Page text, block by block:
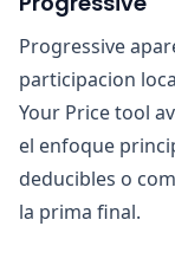
Progressive
participacion
Your Price tool
el enfoque
deducibles o
la prima final.